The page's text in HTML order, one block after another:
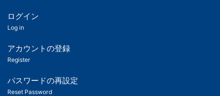
ツ
匿
名
ユ
ー
ログイン
Log in
アカウントの登録
Register
パスワードの再設定
Reset Password